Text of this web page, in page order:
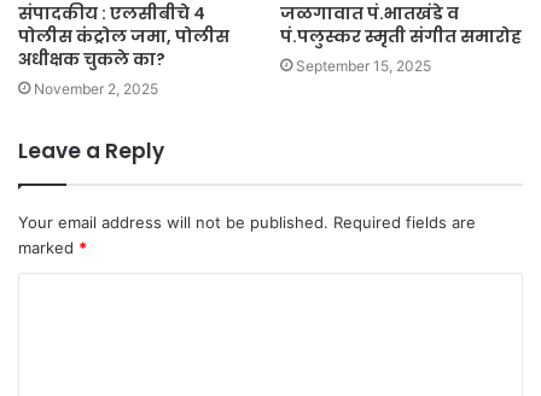
संपादकीय : एलसीबीचे ४
पोलीस कंट्रोल जमा, पोलीस
अधीक्षक चुकले का?
November 2, 2025
जळगावात पं.भातखंडे व
पं.पलुस्कर स्मृती संगीत समारोह
September 15, 2025
Leave a Reply
Your email address will not be published. Required fields are
marked *